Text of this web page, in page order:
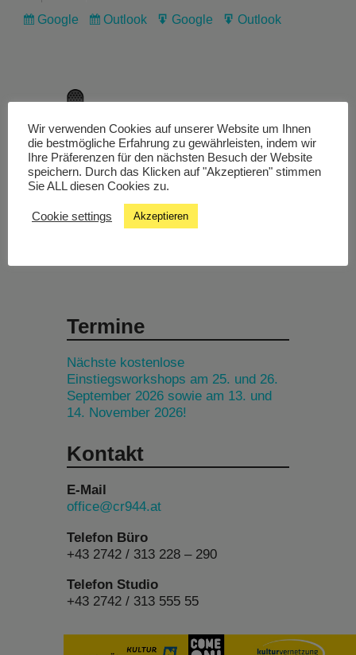
Subscribe
Google
Subscribe
Outlook
Export
Google
Export
Outlook
Livestream
Studiochat
Termine
Nächste kostenlose
Einstiegsworkshops am 25. und 26.
September 2026 sowie am 13. und
14. November 2026!
Kontakt
E-Mail
office@cr944.at
Telefon Büro
+43 2742 / 313 228 – 290
Telefon Studio
+43 2742 / 313 555 55
Wir verwenden Cookies auf unserer Website um Ihnen
die bestmögliche Erfahrung zu gewährleisten, indem wir
Ihre Präferenzen für den nächsten Besuch der Website
speichern. Durch das Klicken auf "Akzeptieren" stimmen
Sie ALL diesen Cookies zu.
Cookie settings Akzeptieren